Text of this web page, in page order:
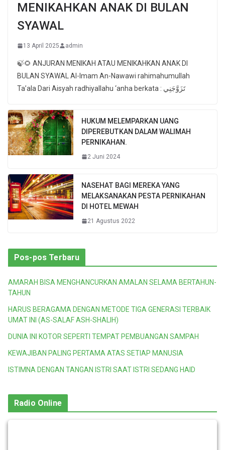
MENIKAHKAN ANAK DI BULAN
SYAWAL
13 April 2025 admin
🍃🌻 ANJURAN MENIKAH ATAU MENIKAHKAN ANAK DI
BULAN SYAWAL Al-Imam An-Nawawi rahimahumullah
Ta’ala Dari Aisyah radhiyallahu ‘anha berkata : تَزَوَّجَنِي
HUKUM MELEMPARKAN UANG
DIPEREBUTKAN DALAM WALIMAH
PERNIKAHAN.
2 Juni 2024
NASEHAT BAGI MEREKA YANG
MELAKSANAKAN PESTA PERNIKAHAN
DI HOTEL MEWAH
21 Agustus 2022
Pos-pos Terbaru
AMARAH BISA MENGHANCURKAN AMALAN SELAMA BERTAHUN-
TAHUN
HARUS BERAGAMA DENGAN METODE TIGA GENERASI TERBAIK
UMAT INI (AS-SALAF ASH-SHALIH)
DUNIA INI KOTOR SEPERTI TEMPAT PEMBUANGAN SAMPAH
KEWAJIBAN PALING PERTAMA ATAS SETIAP MANUSIA
ISTIMNA DENGAN TANGAN ISTRI SAAT ISTRI SEDANG HAID
Radio Online